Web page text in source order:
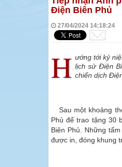
Điện Biên Phủ
27/04/2024 14:18:24
H ướng tới kỷ
lịch sử Điện
chiến dịch
Sau một khoảng
Phủ để trao tặng 30
Biên Phủ. Những
được in, đóng khung